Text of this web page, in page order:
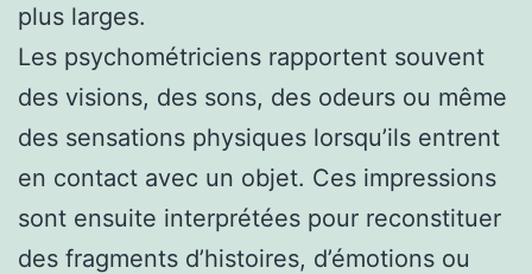
plus larges.
Les psychométriciens rapportent souvent
des visions, des sons, des odeurs ou même
des sensations physiques lorsqu’ils entrent
en contact avec un objet. Ces impressions
sont ensuite interprétées pour reconstituer
des fragments d’histoires, d’émotions ou